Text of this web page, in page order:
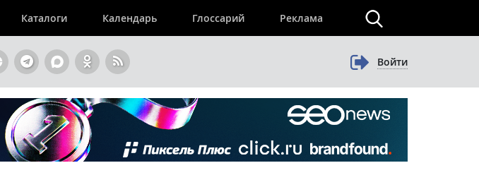
Каталоги Календарь Глоссарий Реклама
Войти